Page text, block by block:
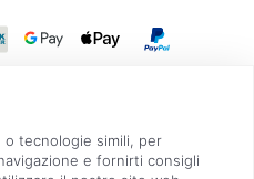
| realizzato con Contit | © 2026 Tutti